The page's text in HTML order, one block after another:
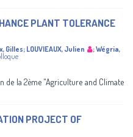
PLANT TOLERANCE
Gilles; LOUVIEAUX, Julien ;Wégria,
de la 2ème "Agriculture and Climate
PROJECT OF